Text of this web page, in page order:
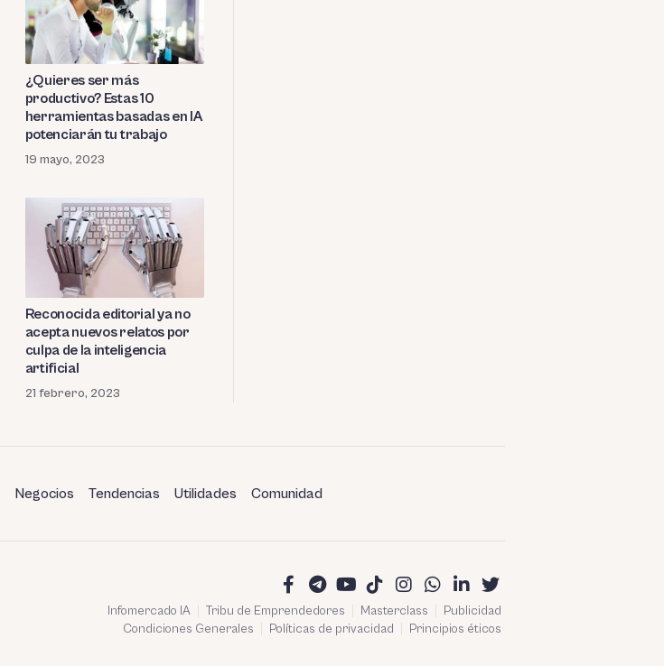
¿Quieres ser más
productivo? Estas 10
herramientas basadas en IA
potenciarán tu trabajo
19 mayo, 2023
Reconocida editorial ya no
acepta nuevos relatos por
culpa de la inteligencia
artificial
21 febrero, 2023
Negocios Tendencias Utilidades Comunidad
Infomercado IA Tribu de Emprendedores Masterclass
Publicidad
Condiciones Generales
Políticas de privacidad Principios éticos